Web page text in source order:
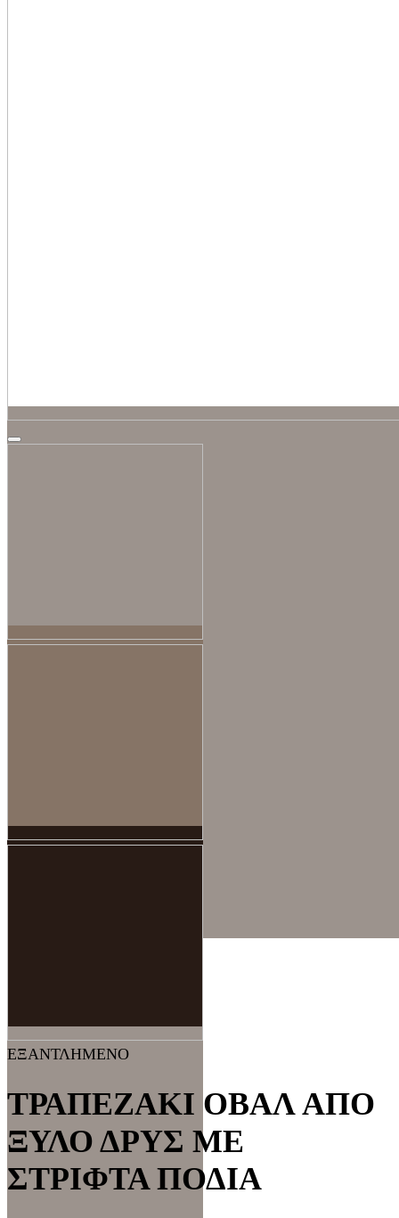
ΕΞΑΝΤΛΗΜΕΝΟ
ΤΡΑΠΕΖΑΚΙ ΟΒΑΛ ΑΠΟ
ΞΥΛΟ ΔΡΥΣ ΜΕ
ΣΤΡΙΦΤΑ ΠΟΔΙΑ